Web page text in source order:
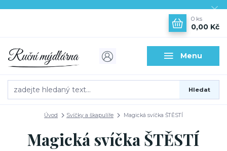
Menu
Hledat
0 ks
0,00 Kč
Úvod Svíčky a škapulíře Magická svíčka ŠTĚSTÍ
Magická svíčka ŠTĚSTÍ